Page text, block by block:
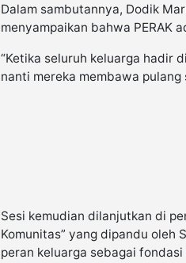
Dalam sambutannya, Dodik
menyampaikan bahwa PERAK
“Ketika seluruh keluarga hadir
nanti mereka membawa pulang
Sesi kemudian dilanjutkan di
Komunitas” yang dipandu oleh
peran keluarga sebagai